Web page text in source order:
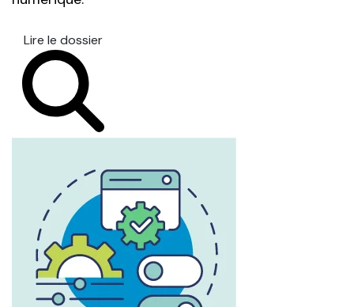
Lire le dossier